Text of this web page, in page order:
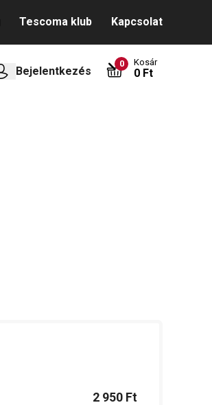
Tescoma klub Kapcsolat
Bejelentkezés
0 Kosár
0 Ft
2 950 Ft